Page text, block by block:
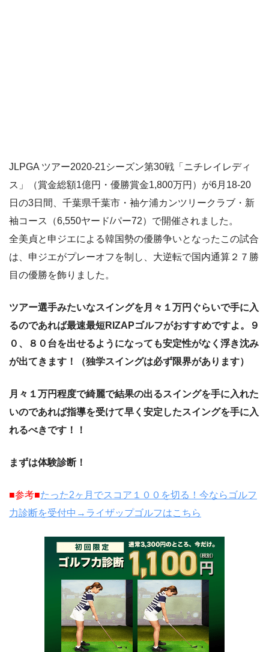
JLPGA ツアー2020-21シーズン第30戦「ニチレイレディ
ス」（賞金総額1億円・優勝賞金1,800万円）が6月18-20
日の3日間、千葉県千葉市・袖ケ浦カンツリークラブ・新
袖コース（6,550ヤード/パー72）で開催されました。
全美貞と申ジエによる韓国勢の優勝争いとなったこの試合
は、申ジエがプレーオフを制し、大逆転で国内通算２７勝
目の優勝を飾りました。
ツアー選手みたいなスイングを月々１万円ぐらいで手に入
るのであれば最速最短RIZAPゴルフがおすすめですよ。９
０、８０台を出せるようになっても安定性がなく浮き沈み
が出てきます！（独学スイングは必ず限界があります）
月々１万円程度で綺麗で結果の出るスイングを手に入れた
いのであれば指導を受けて早く安定したスイングを手に入
れるべきです！！
まずは体験診断！
■参考■たった2ヶ月でスコア１００を切る！今ならゴルフ
力診断を受付中→ライザップゴルフはこちら